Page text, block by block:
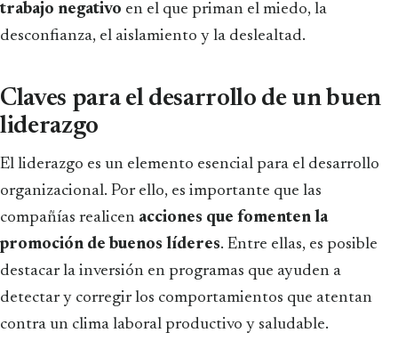
trabajo negativo en el que priman el miedo, la
desconfianza, el aislamiento y la deslealtad.
Claves para el desarrollo de un buen
liderazgo
El liderazgo es un elemento esencial para el desarrollo
organizacional. Por ello, es importante que las
compañías realicen acciones que fomenten la
promoción de buenos líderes. Entre ellas, es posible
destacar la inversión en programas que ayuden a
detectar y corregir los comportamientos que atentan
contra un clima laboral productivo y saludable.